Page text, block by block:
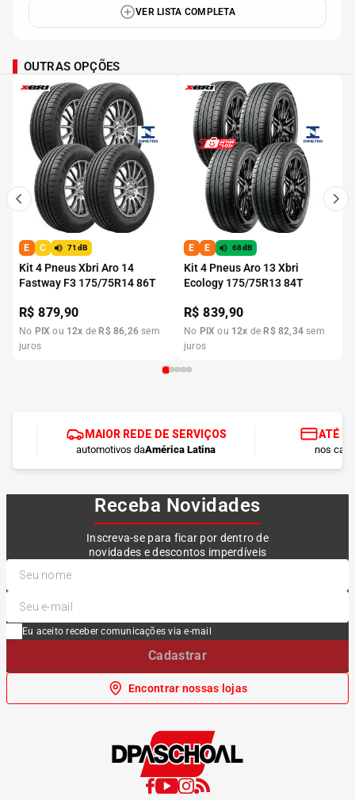
VER LISTA COMPLETA
OUTRAS OPÇÕES
E C 71dB
Kit 4 Pneus Xbri Aro 14
Fastway F3 175/75R14 86T
R$879,90
No PIX ou 12x de R$ 86,26 sem
juros
E E 68dB
Kit 4 Pneus Aro 13 Xbri
Ecology 175/75R13 84T
R$839,90
No PIX ou 12x de R$ 82,34 sem
juros
MAIOR REDE DE SERVIÇOS
automotivos daAmérica Latina
ATÉ
nos
Receba Novidades
Inscreva-se para ficar por dentro de
novidades e descontos imperdíveis
Eu aceito receber comunicações via e-mail
Cadastrar
Encontrar nossas lojas